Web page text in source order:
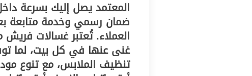
المعتمد يصل إليك بسرعة
ضمان رسمي وخدمة متابعة
العملاء. تُعتبر غسالات فريش
غنى عنها في كل بيت، لما
تنظيف الملابس، مع تنوع